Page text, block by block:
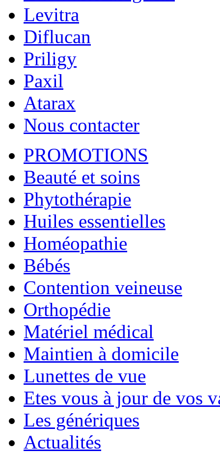
Levitra
Diflucan
Priligy
Paxil
Atarax
Nous contacter
PROMOTIONS
Beauté et soins
Phytothérapie
Huiles essentielles
Homéopathie
Bébés
Contention veineuse
Orthopédie
Matériel médical
Maintien à domicile
Lunettes de vue
Etes vous à jour de vos
Les génériques
Actualités